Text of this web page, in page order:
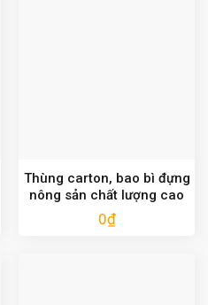
Thùng carton, bao bì đựng
nông sản chất lượng cao
0₫